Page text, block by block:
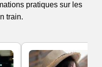
pratiques sur les
train.